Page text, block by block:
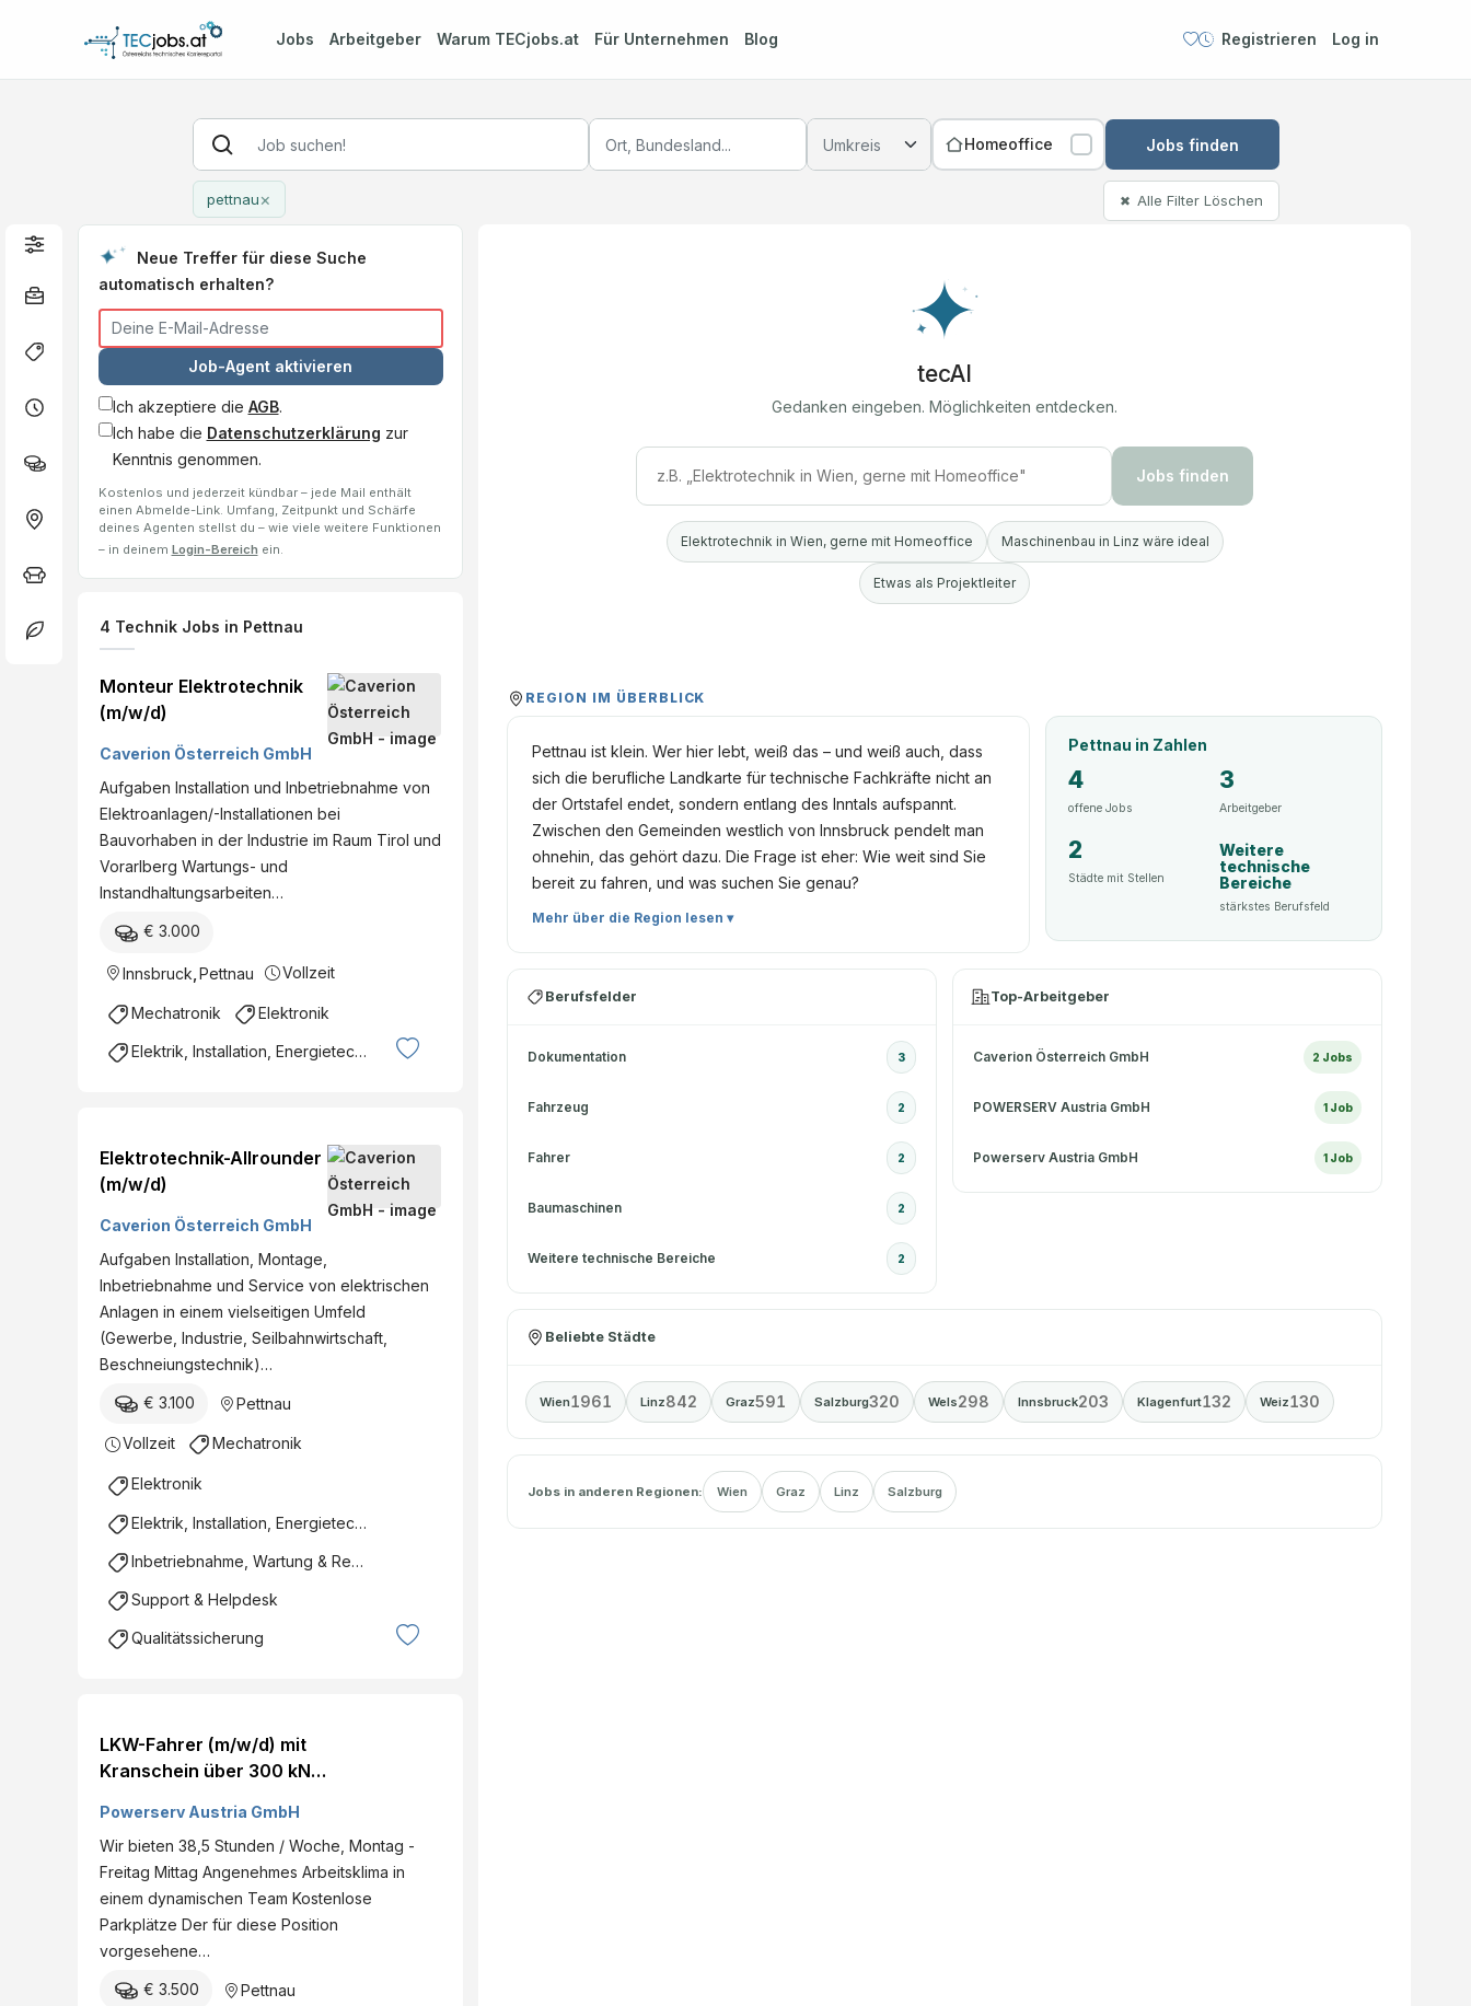
Jobs Arbeitgeber Warum TECjobs.at Für Unternehmen Blog Registrieren Log in
Homeoffice Jobs finden
pettnau× ✖ Alle Filter Löschen
Neue Treffer für diese Suche
automatisch erhalten?
Job-Agent aktivieren
Ich akzeptiere die AGB.
Ich habe die Datenschutzerklärung zur
Kenntnis genommen.
Kostenlos und jederzeit kündbar – jede Mail enthält
einen Abmelde-Link. Umfang, Zeitpunkt und Schärfe
deines Agenten stellst du – wie viele weitere Funktionen
– in deinem Login-Bereich ein.
4 Technik Jobs in Pettnau
Monteur Elektrotechnik
(m/w/d)
Caverion Österreich GmbH
Aufgaben Installation und Inbetriebnahme von
Elektroanlagen/-Installationen bei
Bauvorhaben in der Industrie im Raum Tirol und
Vorarlberg Wartungs- und
Instandhaltungsarbeiten…
€ 3.000
Innsbruck Pettnau Vollzeit
Mechatronik Elektronik
Elektrik, Installation, Energietechnik
Elektrotechnik-Allrounder
(m/w/d)
Caverion Österreich GmbH
Aufgaben Installation, Montage,
Inbetriebnahme und Service von elektrischen
Anlagen in einem vielseitigen Umfeld
(Gewerbe, Industrie, Seilbahnwirtschaft,
Beschneiungstechnik)…
€ 3.100 Pettnau
Vollzeit Mechatronik
Elektronik
Elektrik, Installation, Energietechnik
Inbetriebnahme, Wartung & Reparatur
Support & Helpdesk
Qualitätssicherung
LKW-Fahrer (m/w/d) mit
Kranschein über 300 kNm
Powerserv Austria GmbH
Wir bieten 38,5 Stunden / Woche, Montag -
Freitag Mittag Angenehmes Arbeitsklima in
einem dynamischen Team Kostenlose
Parkplätze Der für diese Position
vorgesehene…
€ 3.500 Pettnau
tecAI
Gedanken eingeben. Möglichkeiten entdecken.
Jobs finden
Elektrotechnik in Wien, gerne mit Homeoffice Maschinenbau in Linz wäre ideal
Etwas als Projektleiter
REGION IM ÜBERBLICK
Pettnau ist klein. Wer hier lebt, weiß das – und weiß auch, dass
sich die berufliche Landkarte für technische Fachkräfte nicht an
der Ortstafel endet, sondern entlang des Inntals aufspannt.
Zwischen den Gemeinden westlich von Innsbruck pendelt man
ohnehin, das gehört dazu. Die Frage ist eher: Wie weit sind Sie
bereit zu fahren, und was suchen Sie genau?
Mehr über die Region lesen ▾
Pettnau in Zahlen
4
offene Jobs
3
Arbeitgeber
2
Städte mit Stellen
Weitere
technische
Bereiche
stärkstes Berufsfeld
Berufsfelder
Dokumentation 3
Fahrzeug 2
Fahrer 2
Baumaschinen 2
Weitere technische Bereiche 2
Top-Arbeitgeber
Caverion Österreich GmbH 2 Jobs
POWERSERV Austria GmbH 1 Job
Powerserv Austria GmbH 1 Job
Beliebte Städte
Wien1961 Linz842 Graz591 Salzburg320 Wels298 Innsbruck203 Klagenfurt132 Weiz130
Jobs in anderen Regionen: Wien Graz Linz Salzburg